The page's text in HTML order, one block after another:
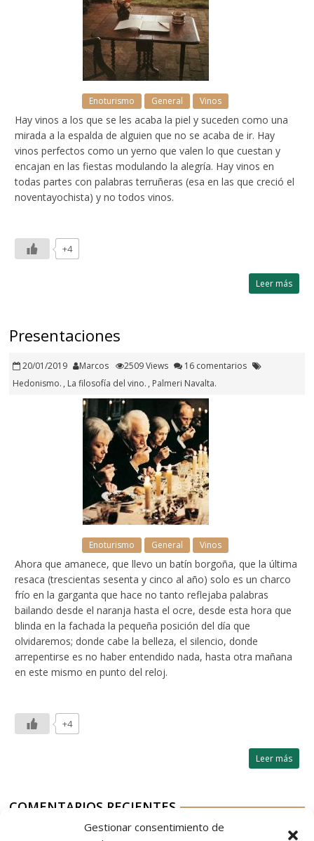
Gestionar consentimiento de
Enoturismo General Vinos
Hay vinos a los que se les acaba la piel y suceden como una
mirada a la espalda de alguien que no se acaba de ir. Hay
vinos perfectos como un yerno que valen lo que cuestan y
encajan en las fiestas modulando la alegría. Hay vinos en
todas partes con palabras terruñeras (esa en las que creció el
noventayochista) y no todos vinos.
+4
Leer más
Presentaciones
20/01/2019 Marcos 2509 Views
16 comentarios
Hedonismo. , La filosofía del vino. , Palmeri Navalta.
Enoturismo General Vinos
Ahora que amanece, que llevo un batín borgoña, que la última
resaca (trescientas sesenta y cinco al año) solo es un charco
frío en la garganta que hace no tanto reflejaba palabras
bailando desde el naranja hasta el ocre, desde esta hora que
blinda en la fachada la pequeña posición del día que
olvidaremos; donde cabe la belleza, el silencio, donde
arrepentirse es no haber entendido nada, hasta otra mañana
en este mismo en punto del reloj.
+4
Leer más
COMENTARIOS RECIENTES